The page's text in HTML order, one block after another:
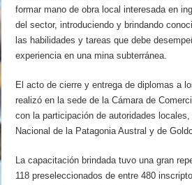
formar mano de obra local interesada en
del sector, introduciendo y brindando
las habilidades y tareas que debe
experiencia en una mina subterránea.
El acto de cierre y entrega de diplomas a
realizó en la sede de la Cámara de
con la participación de autoridades
Nacional de la Patagonia Austral y de
La capacitación brindada tuvo una gran
118 preseleccionados de entre 480